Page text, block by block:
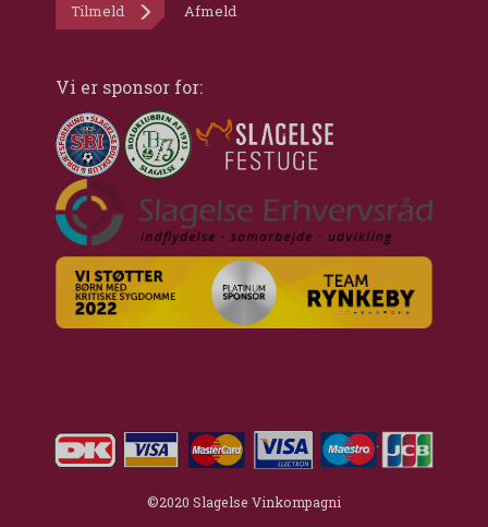
Tilmeld Afmeld
Vi er sponsor for:
©2020 Slagelse Vinkompagni